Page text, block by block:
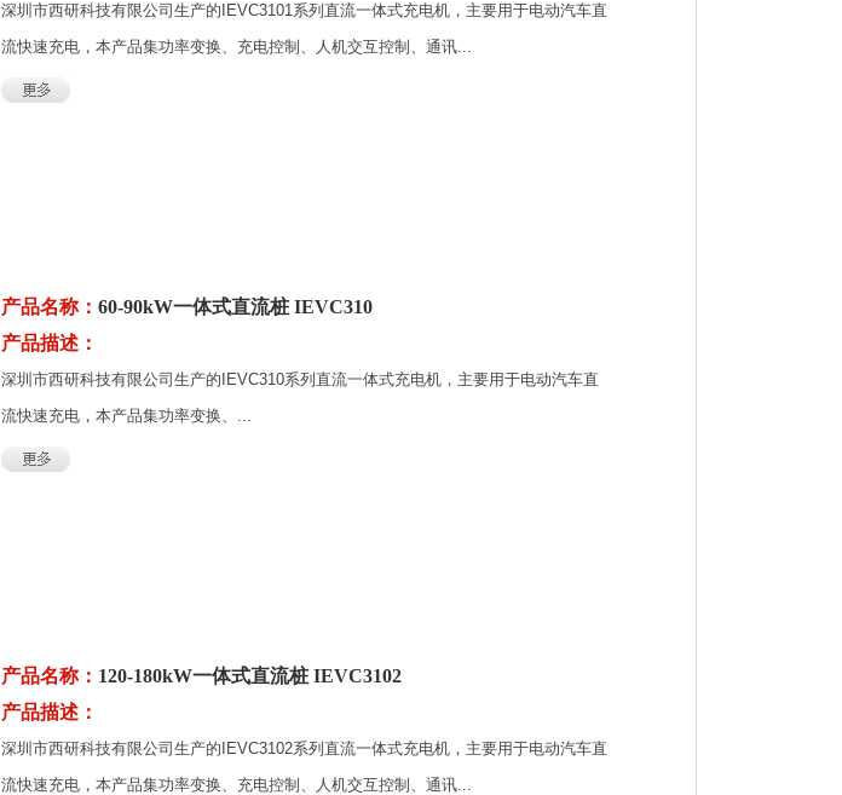
深圳市西研科技有限公司生产的IEVC3101系列直流一体式充电机，主要用于电动汽车直
流快速充电，本产品集功率变换、充电控制、人机交互控制、通讯...
产品名称： 60-90kW一体式直流桩 IEVC310
产品描述：
深圳市西研科技有限公司生产的IEVC310系列直流一体式充电机，主要用于电动汽车直
流快速充电，本产品集功率变换、...
产品名称： 120-180kW一体式直流桩 IEVC3102
产品描述：
深圳市西研科技有限公司生产的IEVC3102系列直流一体式充电机，主要用于电动汽车直
流快速充电，本产品集功率变换、充电控制、人机交互控制、通讯...